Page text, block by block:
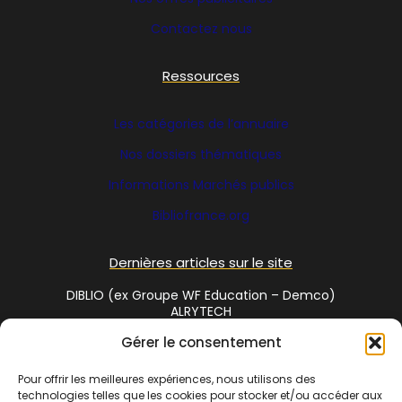
Gérer le consentement
Pour offrir les meilleures expériences, nous utilisons des
technologies telles que les cookies pour stocker et/ou accéder aux
Contactez nous
Ressources
Les catégories de l’annuaire
Nos dossiers thématiques
Informations Marchés publics
Bibliofrance.org
Dernières articles sur le site
DIBLIO (ex Groupe WF Education – Demco)
ALRYTECH
Social Media